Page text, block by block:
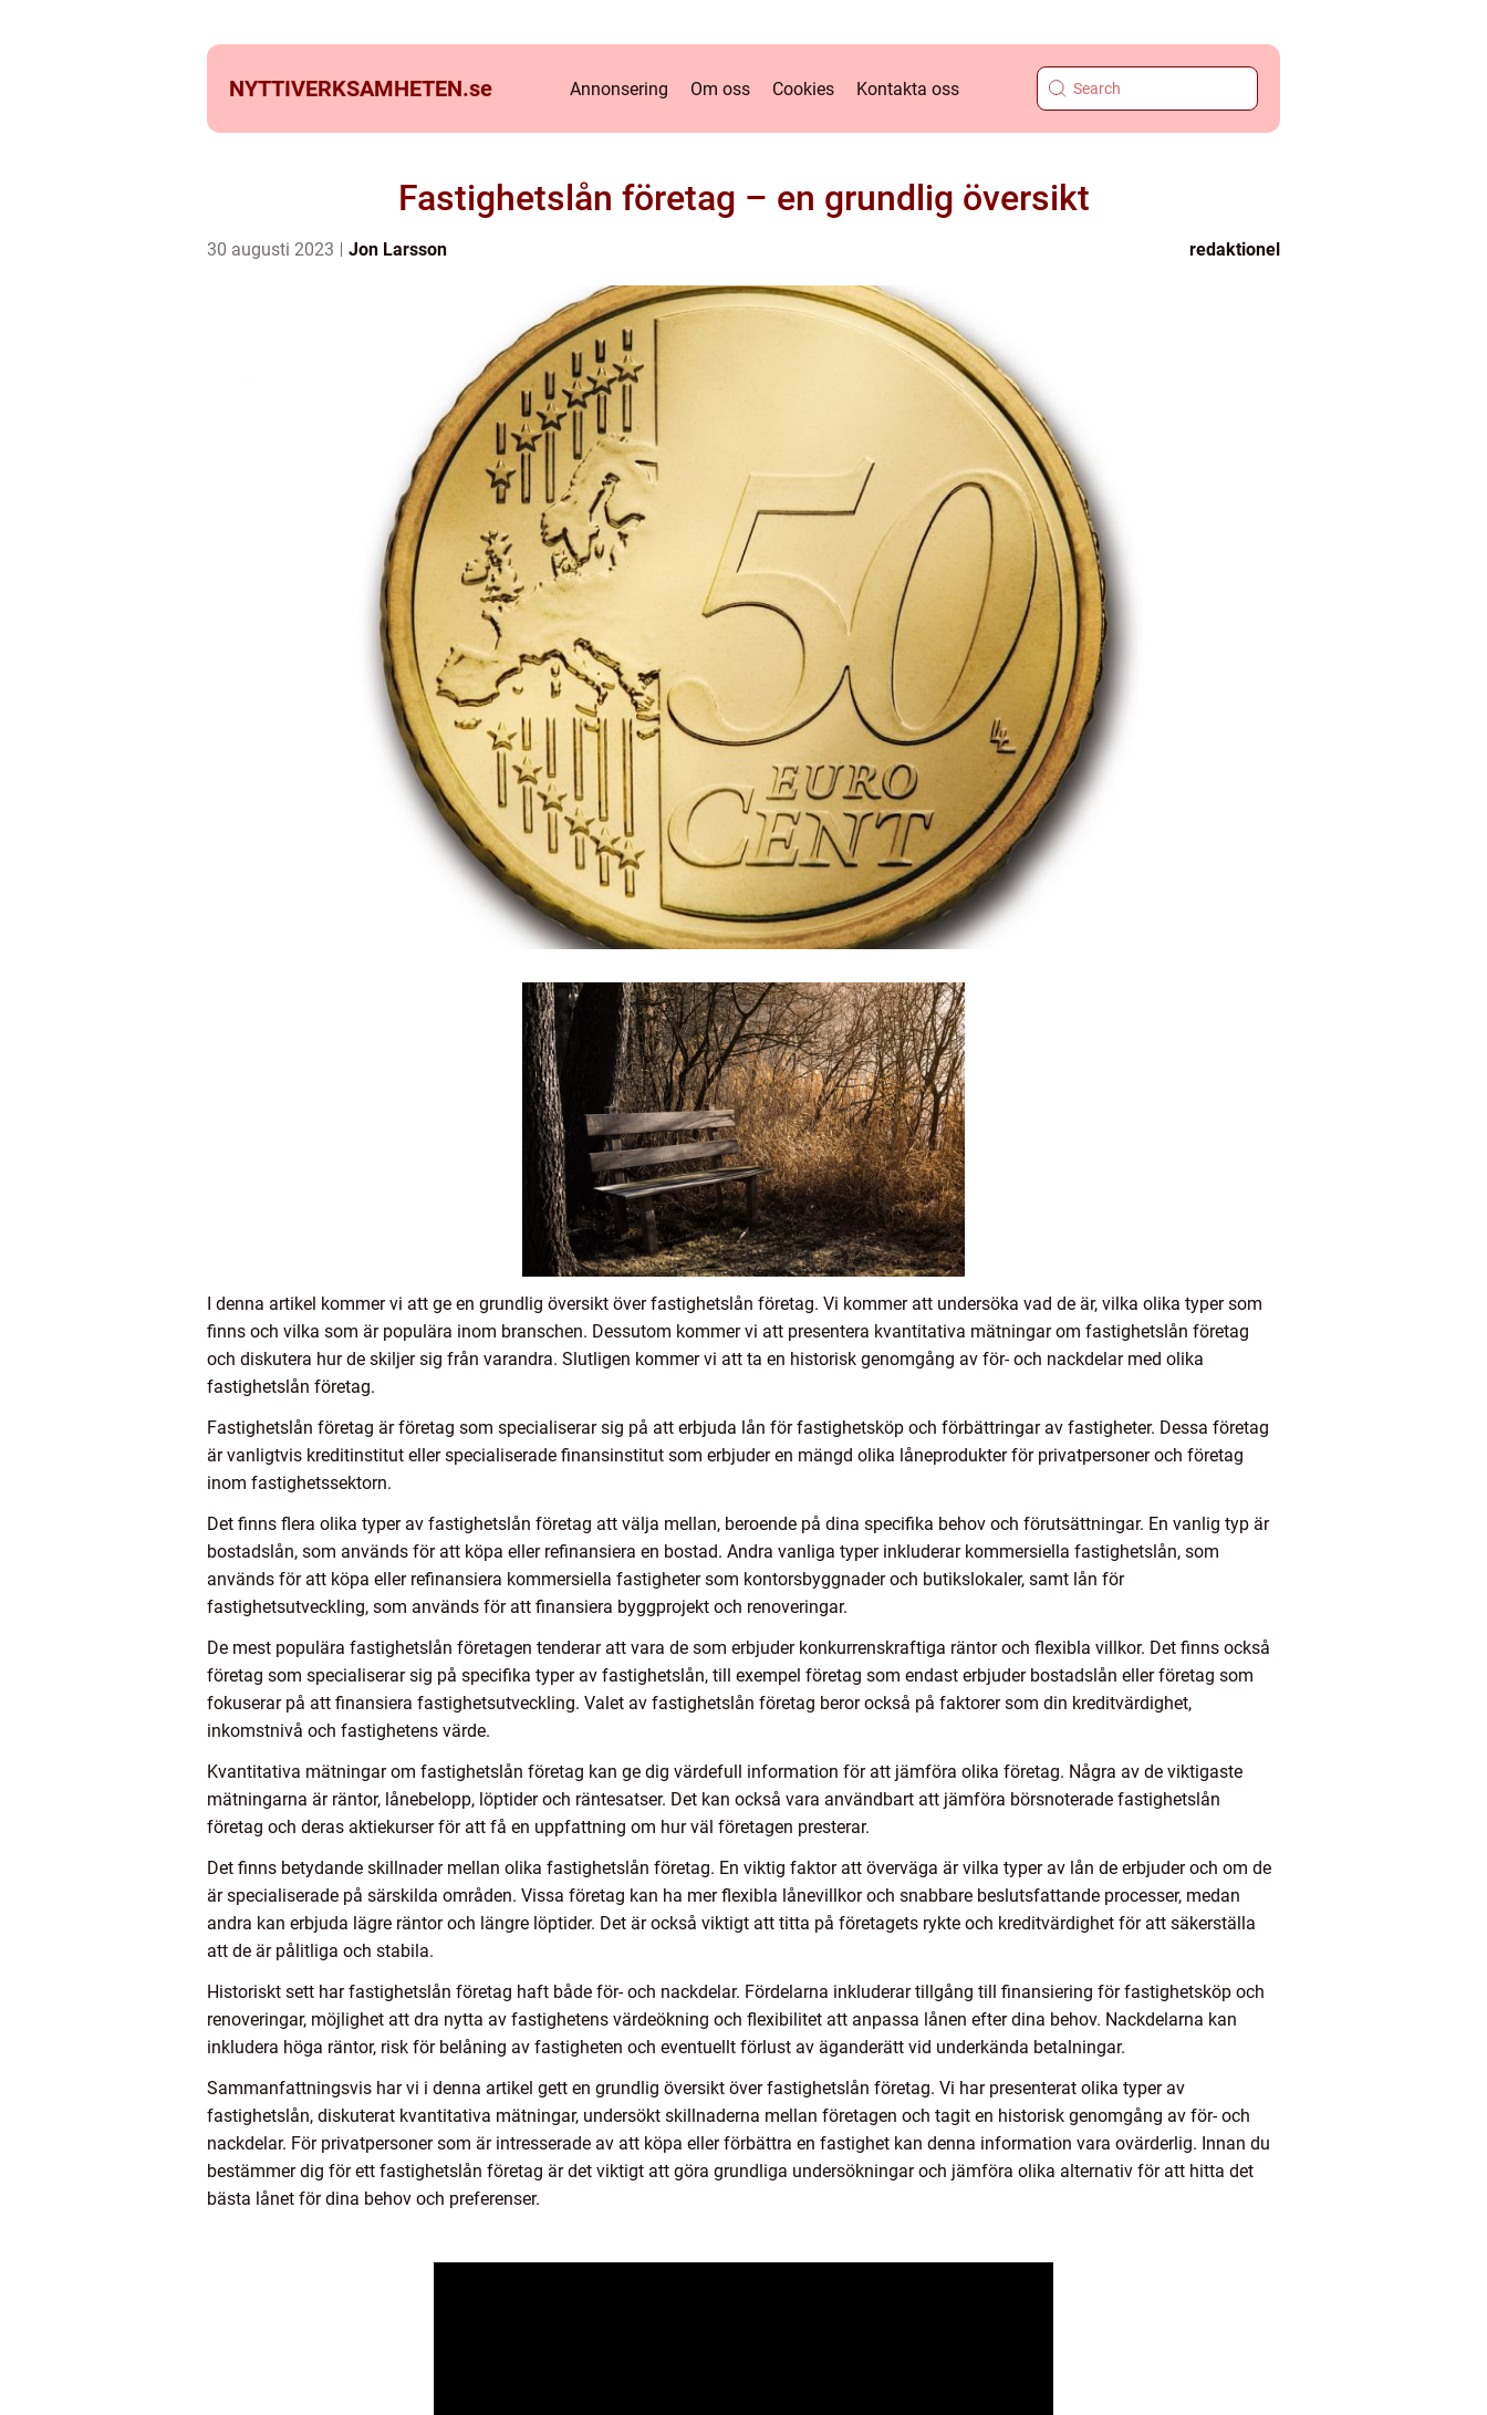
NYTTIVERKSAMHETEN.se Annonsering Om oss Cookies Kontakta oss
Fastighetslån företag – en grundlig översikt
30 augusti 2023 Jon Larsson redaktionel
I denna artikel kommer vi att ge en grundlig översikt över fastighetslån företag. Vi kommer att undersöka vad de är, vilka olika typer som
finns och vilka som är populära inom branschen. Dessutom kommer vi att presentera kvantitativa mätningar om fastighetslån företag
och diskutera hur de skiljer sig från varandra. Slutligen kommer vi att ta en historisk genomgång av för- och nackdelar med olika
fastighetslån företag.
Fastighetslån företag är företag som specialiserar sig på att erbjuda lån för fastighetsköp och förbättringar av fastigheter. Dessa företag
är vanligtvis kreditinstitut eller specialiserade finansinstitut som erbjuder en mängd olika låneprodukter för privatpersoner och företag
inom fastighetssektorn.
Det finns flera olika typer av fastighetslån företag att välja mellan, beroende på dina specifika behov och förutsättningar. En vanlig typ är
bostadslån, som används för att köpa eller refinansiera en bostad. Andra vanliga typer inkluderar kommersiella fastighetslån, som
används för att köpa eller refinansiera kommersiella fastigheter som kontorsbyggnader och butikslokaler, samt lån för
fastighetsutveckling, som används för att finansiera byggprojekt och renoveringar.
De mest populära fastighetslån företagen tenderar att vara de som erbjuder konkurrenskraftiga räntor och flexibla villkor. Det finns också
företag som specialiserar sig på specifika typer av fastighetslån, till exempel företag som endast erbjuder bostadslån eller företag som
fokuserar på att finansiera fastighetsutveckling. Valet av fastighetslån företag beror också på faktorer som din kreditvärdighet,
inkomstnivå och fastighetens värde.
Kvantitativa mätningar om fastighetslån företag kan ge dig värdefull information för att jämföra olika företag. Några av de viktigaste
mätningarna är räntor, lånebelopp, löptider och räntesatser. Det kan också vara användbart att jämföra börsnoterade fastighetslån
företag och deras aktiekurser för att få en uppfattning om hur väl företagen presterar.
Det finns betydande skillnader mellan olika fastighetslån företag. En viktig faktor att överväga är vilka typer av lån de erbjuder och om de
är specialiserade på särskilda områden. Vissa företag kan ha mer flexibla lånevillkor och snabbare beslutsfattande processer, medan
andra kan erbjuda lägre räntor och längre löptider. Det är också viktigt att titta på företagets rykte och kreditvärdighet för att säkerställa
att de är pålitliga och stabila.
Historiskt sett har fastighetslån företag haft både för- och nackdelar. Fördelarna inkluderar tillgång till finansiering för fastighetsköp och
renoveringar, möjlighet att dra nytta av fastighetens värdeökning och flexibilitet att anpassa lånen efter dina behov. Nackdelarna kan
inkludera höga räntor, risk för belåning av fastigheten och eventuellt förlust av äganderätt vid underkända betalningar.
Sammanfattningsvis har vi i denna artikel gett en grundlig översikt över fastighetslån företag. Vi har presenterat olika typer av
fastighetslån, diskuterat kvantitativa mätningar, undersökt skillnaderna mellan företagen och tagit en historisk genomgång av för- och
nackdelar. För privatpersoner som är intresserade av att köpa eller förbättra en fastighet kan denna information vara ovärderlig. Innan du
bestämmer dig för ett fastighetslån företag är det viktigt att göra grundliga undersökningar och jämföra olika alternativ för att hitta det
bästa lånet för dina behov och preferenser.